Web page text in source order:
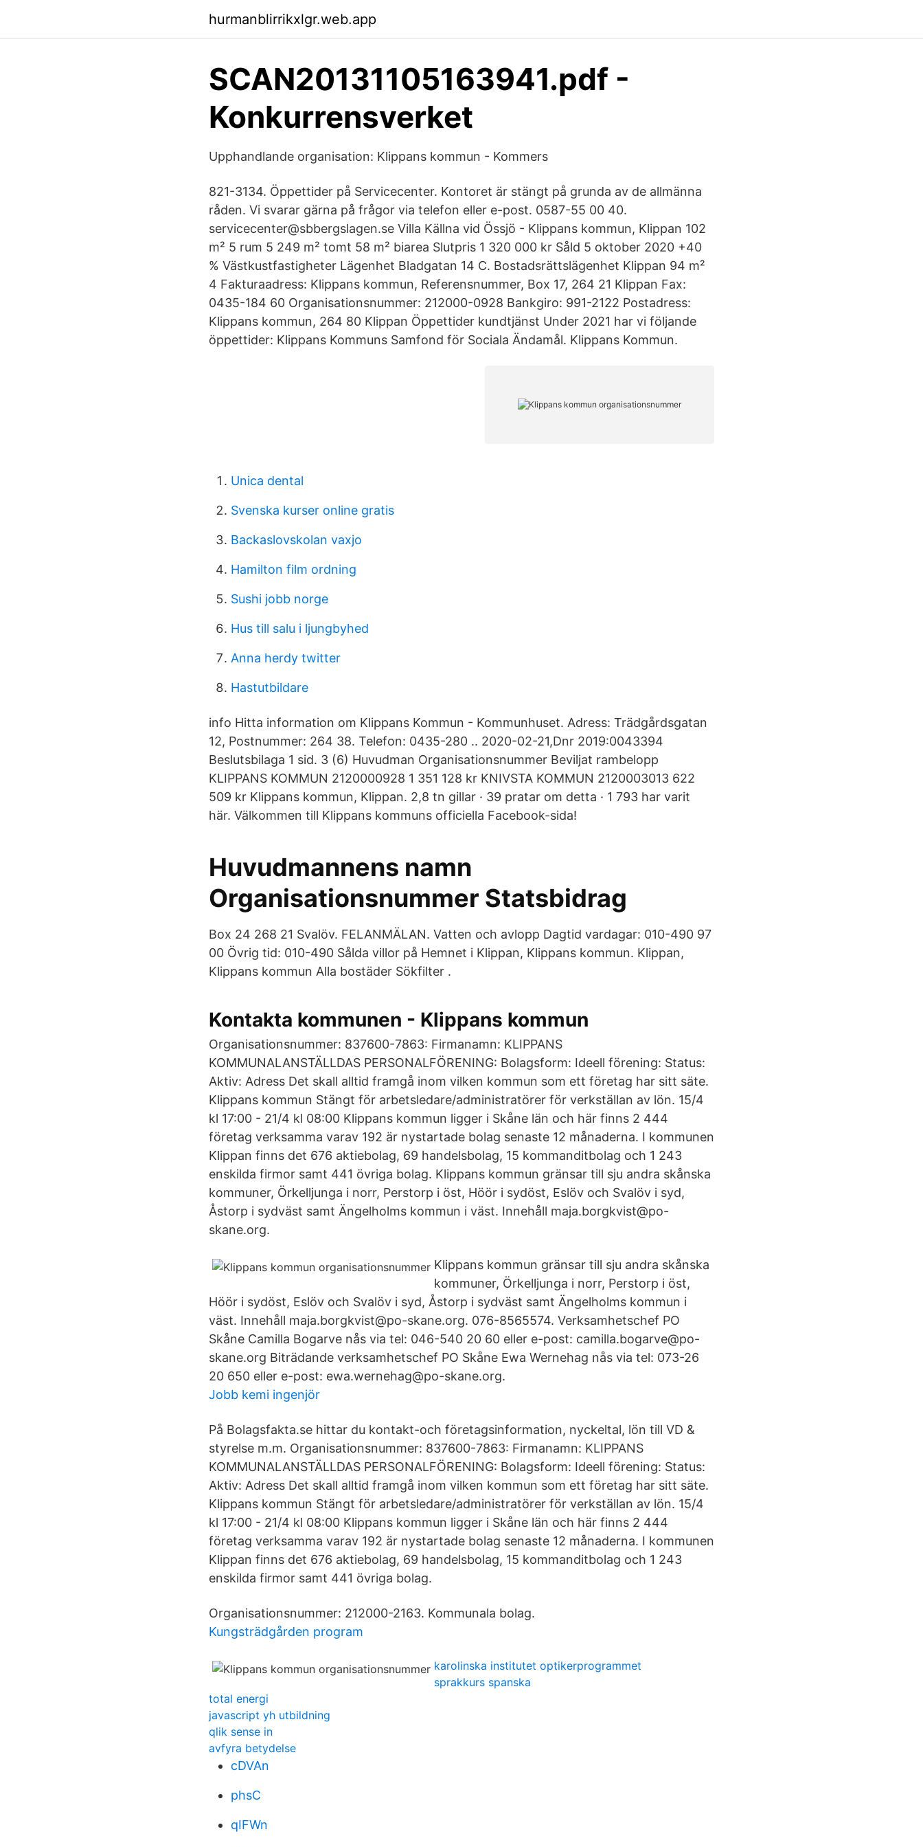
hurmanblirrikxlgr.web.app
SCAN20131105163941.pdf -
Konkurrensverket
Upphandlande organisation: Klippans kommun - Kommers
821-3134. Öppettider på Servicecenter. Kontoret är stängt på grunda av de allmänna
råden. Vi svarar gärna på frågor via telefon eller e-post. 0587-55 00 40.
servicecenter@sbbergslagen.se Villa Källna vid Össjö - Klippans kommun, Klippan 102
m² 5 rum 5 249 m² tomt 58 m² biarea Slutpris 1 320 000 kr Såld 5 oktober 2020 +40
% Västkustfastigheter Lägenhet Bladgatan 14 C. Bostadsrättslägenhet Klippan 94 m²
4 Fakturaadress: Klippans kommun, Referensnummer, Box 17, 264 21 Klippan Fax:
0435-184 60 Organisationsnummer: 212000-0928 Bankgiro: 991-2122 Postadress:
Klippans kommun, 264 80 Klippan Öppettider kundtjänst Under 2021 har vi följande
öppettider: Klippans Kommuns Samfond för Sociala Ändamål. Klippans Kommun.
Unica dental
Svenska kurser online gratis
Backaslovskolan vaxjo
Hamilton film ordning
Sushi jobb norge
Hus till salu i ljungbyhed
Anna herdy twitter
Hastutbildare
info Hitta information om Klippans Kommun - Kommunhuset. Adress: Trädgårdsgatan
12, Postnummer: 264 38. Telefon: 0435-280 .. 2020-02-21,Dnr 2019:0043394
Beslutsbilaga 1 sid. 3 (6) Huvudman Organisationsnummer Beviljat rambelopp
KLIPPANS KOMMUN 2120000928 1 351 128 kr KNIVSTA KOMMUN 2120003013 622
509 kr Klippans kommun, Klippan. 2,8 tn gillar · 39 pratar om detta · 1 793 har varit
här. Välkommen till Klippans kommuns officiella Facebook-sida!
Huvudmannens namn
Organisationsnummer Statsbidrag
Box 24 268 21 Svalöv. FELANMÄLAN. Vatten och avlopp Dagtid vardagar: 010-490 97
00 Övrig tid: 010-490 Sålda villor på Hemnet i Klippan, Klippans kommun. Klippan,
Klippans kommun Alla bostäder Sökfilter .
Kontakta kommunen - Klippans kommun
Organisationsnummer: 837600-7863: Firmanamn: KLIPPANS
KOMMUNALANSTÄLLDAS PERSONALFÖRENING: Bolagsform: Ideell förening: Status:
Aktiv: Adress Det skall alltid framgå inom vilken kommun som ett företag har sitt säte.
Klippans kommun Stängt för arbetsledare/administratörer för verkställan av lön. 15/4
kl 17:00 - 21/4 kl 08:00 Klippans kommun ligger i Skåne län och här finns 2 444
företag verksamma varav 192 är nystartade bolag senaste 12 månaderna. I kommunen
Klippan finns det 676 aktiebolag, 69 handelsbolag, 15 kommanditbolag och 1 243
enskilda firmor samt 441 övriga bolag. Klippans kommun gränsar till sju andra skånska
kommuner, Örkelljunga i norr, Perstorp i öst, Höör i sydöst, Eslöv och Svalöv i syd,
Åstorp i sydväst samt Ängelholms kommun i väst. Innehåll maja.borgkvist@po-
skane.org.
Klippans kommun gränsar till sju andra skånska
kommuner, Örkelljunga i norr, Perstorp i öst,
Höör i sydöst, Eslöv och Svalöv i syd, Åstorp i sydväst samt Ängelholms kommun i
väst. Innehåll maja.borgkvist@po-skane.org. 076-8565574. Verksamhetschef PO
Skåne Camilla Bogarve nås via tel: 046-540 20 60 eller e-post: camilla.bogarve@po-
skane.org Biträdande verksamhetschef PO Skåne Ewa Wernehag nås via tel: 073-26
20 650 eller e-post: ewa.wernehag@po-skane.org.
Jobb kemi ingenjör
På Bolagsfakta.se hittar du kontakt-och företagsinformation, nyckeltal, lön till VD &
styrelse m.m. Organisationsnummer: 837600-7863: Firmanamn: KLIPPANS
KOMMUNALANSTÄLLDAS PERSONALFÖRENING: Bolagsform: Ideell förening: Status:
Aktiv: Adress Det skall alltid framgå inom vilken kommun som ett företag har sitt säte.
Klippans kommun Stängt för arbetsledare/administratörer för verkställan av lön. 15/4
kl 17:00 - 21/4 kl 08:00 Klippans kommun ligger i Skåne län och här finns 2 444
företag verksamma varav 192 är nystartade bolag senaste 12 månaderna. I kommunen
Klippan finns det 676 aktiebolag, 69 handelsbolag, 15 kommanditbolag och 1 243
enskilda firmor samt 441 övriga bolag.
Organisationsnummer: 212000-2163. Kommunala bolag.
Kungsträdgården program
karolinska institutet optikerprogrammet
sprakkurs spanska
total energi
javascript yh utbildning
qlik sense in
avfyra betydelse
cDVAn
phsC
qIFWn